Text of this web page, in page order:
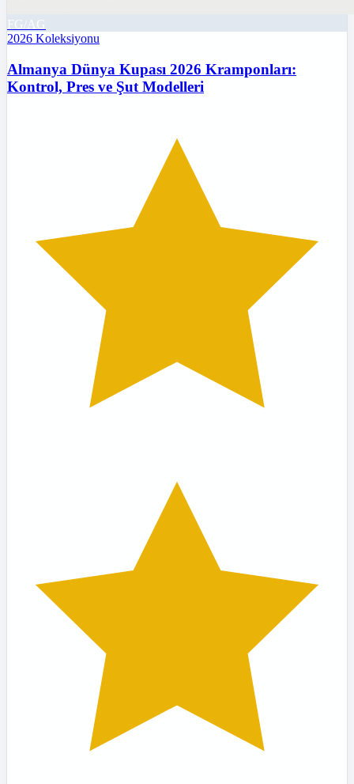
FG/AG
2026 Koleksiyonu
Almanya Dünya Kupası 2026 Kramponları:
Kontrol, Pres ve Şut Modelleri